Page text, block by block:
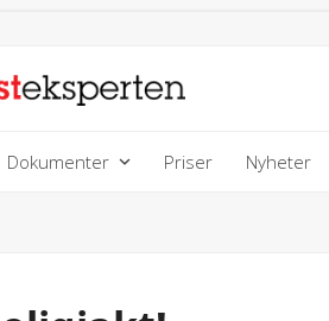
Dokumenter Priser Nyheter